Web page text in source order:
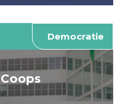
Democratie